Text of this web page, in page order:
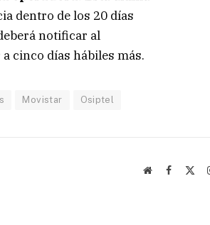
dentro de los 20 días
notificar al
cinco días hábiles más.
Movistar Osiptel
WebsiteFacebook